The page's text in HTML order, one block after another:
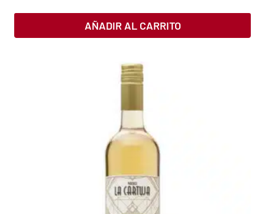
AÑADIR AL CARRITO